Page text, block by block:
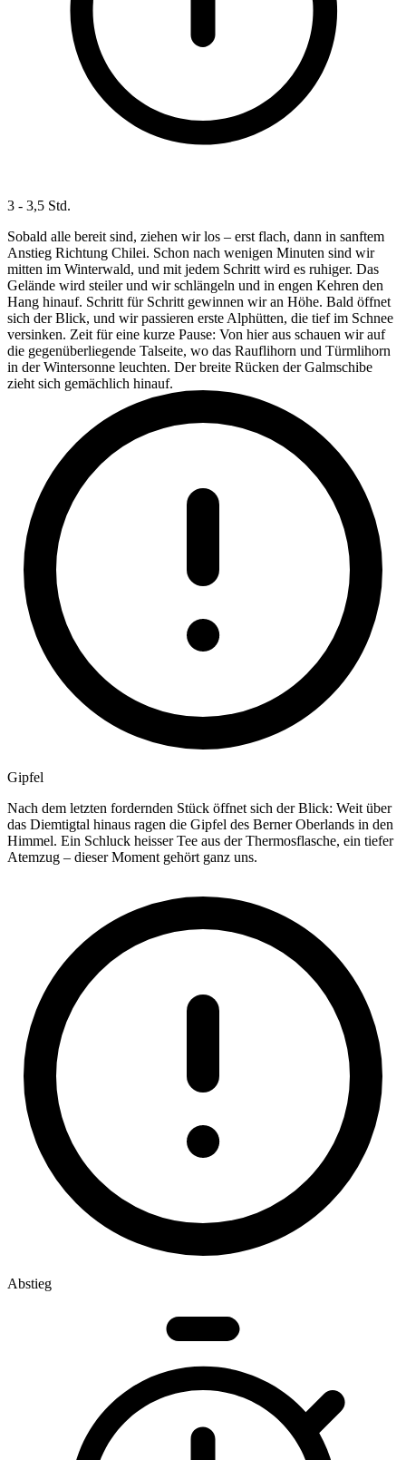
3 - 3,5 Std.
Sobald alle bereit sind, ziehen wir los – erst flach, dann in sanftem
Anstieg Richtung Chilei. Schon nach wenigen Minuten sind wir
mitten im Winterwald, und mit jedem Schritt wird es ruhiger. Das
Gelände wird steiler und wir schlängeln und in engen Kehren den
Hang hinauf. Schritt für Schritt gewinnen wir an Höhe. Bald öffnet
sich der Blick, und wir passieren erste Alphütten, die tief im Schnee
versinken. Zeit für eine kurze Pause: Von hier aus schauen wir auf
die gegenüberliegende Talseite, wo das Rauflihorn und Türmlihorn
in der Wintersonne leuchten. Der breite Rücken der Galmschibe
zieht sich gemächlich hinauf.
Gipfel
Nach dem letzten fordernden Stück öffnet sich der Blick: Weit über
das Diemtigtal hinaus ragen die Gipfel des Berner Oberlands in den
Himmel. Ein Schluck heisser Tee aus der Thermosflasche, ein tiefer
Atemzug – dieser Moment gehört ganz uns.
Abstieg